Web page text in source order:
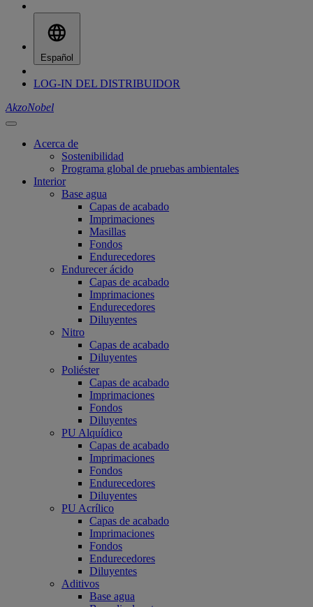
Español
LOG-IN DEL DISTRIBUIDOR
AkzoNobel
Acerca de
Sostenibilidad
Programa global de pruebas ambientales
Interior
Base agua
Capas de acabado
Imprimaciones
Masillas
Fondos
Endurecedores
Endurecer ácido
Capas de acabado
Imprimaciones
Endurecedores
Diluyentes
Nitro
Capas de acabado
Diluyentes
Poliéster
Capas de acabado
Imprimaciones
Fondos
Diluyentes
PU Alquídico
Capas de acabado
Imprimaciones
Fondos
Endurecedores
Diluyentes
PU Acrílico
Capas de acabado
Imprimaciones
Fondos
Endurecedores
Diluyentes
Aditivos
Base agua